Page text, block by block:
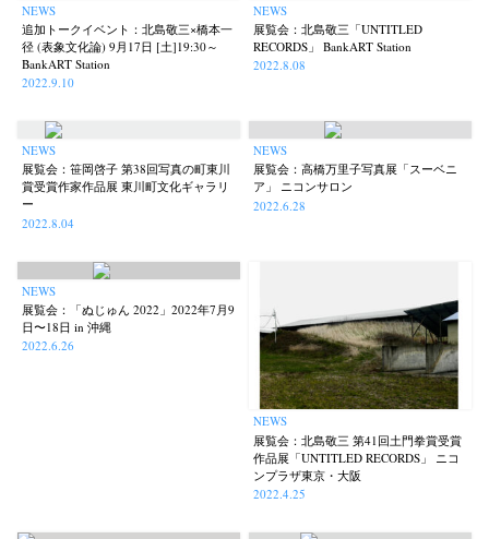
NEWS
追加トークイベント：北島敬三×橋本一
径 (表象文化論) 9月17日 [土]19:30～
BankART Station
2022.9.10
NEWS
展覧会：北島敬三「UNTITLED
RECORDS」 BankART Station
2022.8.08
NEWS
展覧会：笹岡啓子 第38回写真の町東川
賞受賞作家作品展 東川町文化ギャラリ
ー
2022.8.04
NEWS
展覧会：高橋万里子写真展「スーベニ
ア」 ニコンサロン
2022.6.28
NEWS
展覧会：「ぬじゅん 2022」2022年7月9
日〜18日 in 沖縄
2022.6.26
NEWS
展覧会：北島敬三 第41回土門拳賞受賞
作品展「UNTITLED RECORDS」 ニコ
ンプラザ東京・大阪
2022.4.25